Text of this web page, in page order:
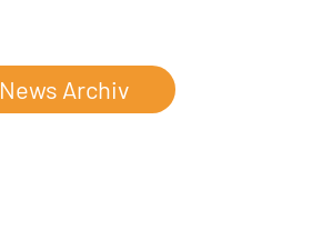
News Archiv